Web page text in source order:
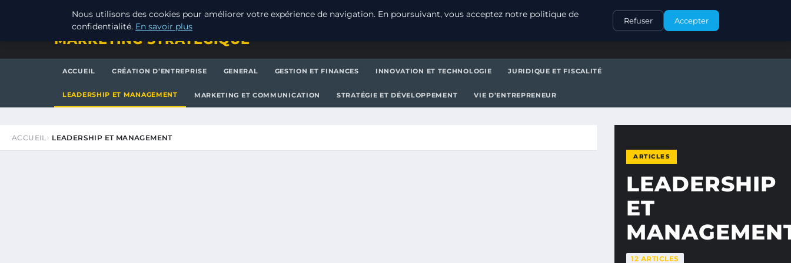
VENDREDI 7 AOÛT 2026 CONTACT
MARKETING STRATEGIQUE
ACCUEIL CRÉATION D’ENTREPRISE GENERAL GESTION ET FINANCES INNOVATION ET TECHNOLOGIE JURIDIQUE ET FISCALITÉ
LEADERSHIP ET MANAGEMENT MARKETING ET COMMUNICATION STRATÉGIE ET DÉVELOPPEMENT VIE D’ENTREPRENEUR
ACCUEIL LEADERSHIP ET MANAGEMENT
ARTICLES
LEADERSHIP
ET
12 ARTICLES
Nous utilisons des cookies pour améliorer votre expérience de navigation. En poursuivant, vous acceptez notre politique de
confidentialité. En savoir plus
Refuser Accepter